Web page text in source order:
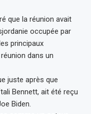
que la réunion avait
occupée par
principaux
dans un
juste après que
Bennett, ait été reçu
Biden.